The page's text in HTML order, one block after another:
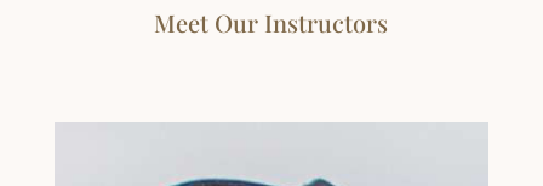
Meet Our Instructors